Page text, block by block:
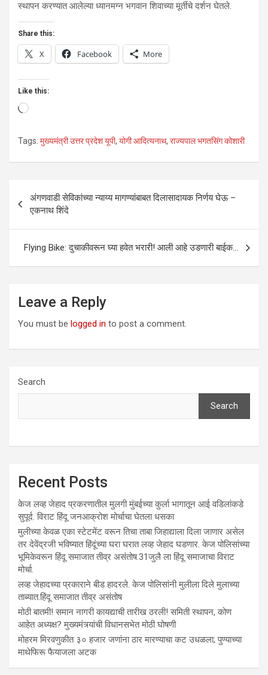
स्थापन करण्यात आलेल्या ध्यानमग्न भगवान शिवाच्या मूर्तीचे दर्शन घेतले.
Share this:
X Facebook More
Like this:
Loading…
Tags: मुख्यमंत्री उत्तर प्रदेश यूपी, योगी आदित्यनाथ, राज्यपाल भगतसिंग कोशारी
Post
navigation
अंगणवाडी सेविकांच्या न्याय्य मागण्यांबाबत दिलासादायक निर्णय घेऊ –
एकनाथ शिंदे
Flying Bike: दुचाकीवरून घ्या हवेत भरारी! आली आहे उडणारी बाईक…
Leave a Reply
You must be logged in to post a comment.
Search
Search
Recent Posts
केज लव्ह जेहाद प्रकरणातील मुलगी मुंबईच्या कुर्ला भागातून आई वडिलांकडे
सुपूर्द. विराट हिंदू जनआक्रोश मोर्चाचा घेतला धसका
मुलीच्या केवळ एका स्टेटमेंट वरून तिचा ताबा जिहाद्याला दिला जाणार असेल
तर देवेंद्रजी भविष्यात हिंदूंच्या घरा घरात लव्ह जेहाद घडणार. केज पोलिसांच्या
भूमिकेवरून हिंदू समाजात तीव्र असंतोष.31जुलै ला हिंदू समाजाचा विराट
मोर्चा.
लव्ह जेहादच्या प्रकाराने बीड हादरले. केज पोलिसांनी मुलीला दिले मुलाच्या
ताब्यात.हिंदू समाजात तीव्र असंतोष
मोठी बातमी! समान नागरी कायद्याची तारीख ठरली! समिती स्थापन, कोण
आहेत अध्यक्ष? मुख्यमंत्र्यांची विधानसभेत मोठी घोषणी
मोहरम मिरवणुकीत ३० हजार जणांना ठार मारण्‍याचा कट उधळला; पुण्‍याच्‍या
माथेफिरू फैयाजला अटक